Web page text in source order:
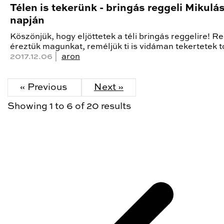
Télen is tekerünk - bringás reggeli
napján
Köszönjük, hogy eljöttetek a téli bringás reggelire!
éreztük magunkat, reméljük ti is vidáman tekertetek
2017.12.06 | aron
« Previous Next »
Showing 1 to 6 of 20 results